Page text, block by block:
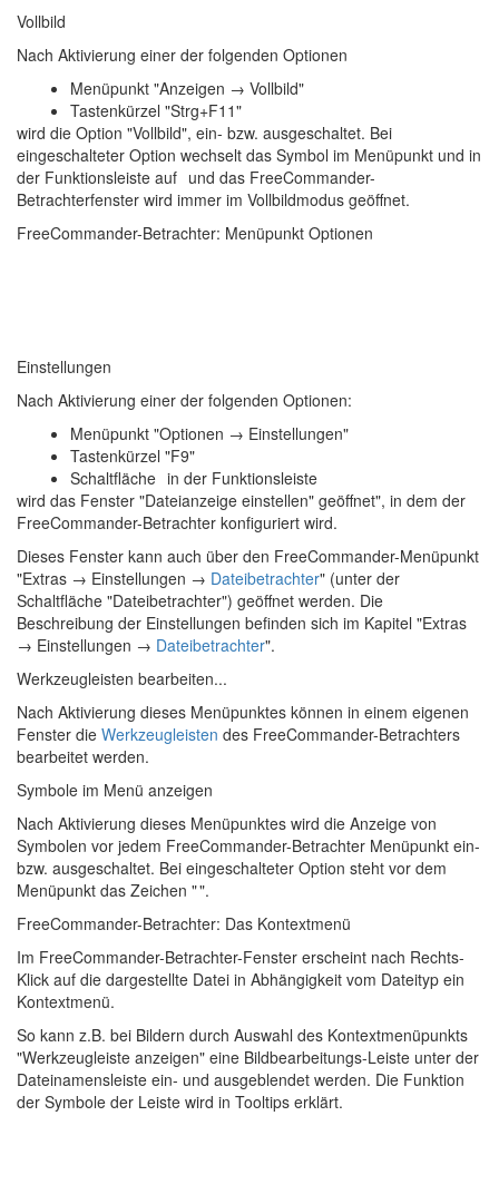
Vollbild
Nach Aktivierung einer der folgenden Optionen
Menüpunkt "Anzeigen → Vollbild"
Tastenkürzel "Strg+F11"
wird die Option "Vollbild", ein- bzw. ausgeschaltet. Bei
eingeschalteter Option wechselt das Symbol im Menüpunkt und in
der Funktionsleiste auf und das FreeCommander-
Betrachterfenster wird immer im Vollbildmodus geöffnet.
FreeCommander-Betrachter: Menüpunkt Optionen
Einstellungen
Nach Aktivierung einer der folgenden Optionen:
Menüpunkt "Optionen → Einstellungen"
Tastenkürzel "F9"
Schaltfläche in der Funktionsleiste
wird das Fenster "Dateianzeige einstellen" geöffnet", in dem der
FreeCommander-Betrachter konfiguriert wird.
Dieses Fenster kann auch über den FreeCommander-Menüpunkt
"Extras → Einstellungen → Dateibetrachter" (unter der
Schaltfläche "Dateibetrachter") geöffnet werden. Die
Beschreibung der Einstellungen befinden sich im Kapitel "Extras
→ Einstellungen → Dateibetrachter".
Werkzeugleisten bearbeiten...
Nach Aktivierung dieses Menüpunktes können in einem eigenen
Fenster die Werkzeugleisten des FreeCommander-Betrachters
bearbeitet werden.
Symbole im Menü anzeigen
Nach Aktivierung dieses Menüpunktes wird die Anzeige von
Symbolen vor jedem FreeCommander-Betrachter Menüpunkt ein-
bzw. ausgeschaltet. Bei eingeschalteter Option steht vor dem
Menüpunkt das Zeichen "".
FreeCommander-Betrachter: Das Kontextmenü
Im FreeCommander-Betrachter-Fenster erscheint nach Rechts-
Klick auf die dargestellte Datei in Abhängigkeit vom Dateityp ein
Kontextmenü.
So kann z.B. bei Bildern durch Auswahl des Kontextmenüpunkts
"Werkzeugleiste anzeigen" eine Bildbearbeitungs-Leiste unter der
Dateinamensleiste ein- und ausgeblendet werden. Die Funktion
der Symbole der Leiste wird in Tooltips erklärt.